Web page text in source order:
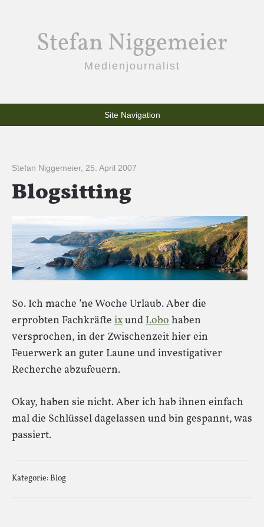
Stefan Niggemeier
Medienjournalist
Site Navigation
Stefan Niggemeier, 25. April 2007
Blogsitting
So. Ich mache ’ne Woche Urlaub. Aber die
erprobten Fachkräfte ixundLobohaben
versprochen, in der Zwischenzeit hier ein
Feuerwerk an guter Laune und investigativer
Recherche abzufeuern.
Okay, haben sie nicht. Aber ich hab ihnen einfach
mal die Schlüssel dagelassen und bin gespannt, was
passiert.
Kategorie:Blog